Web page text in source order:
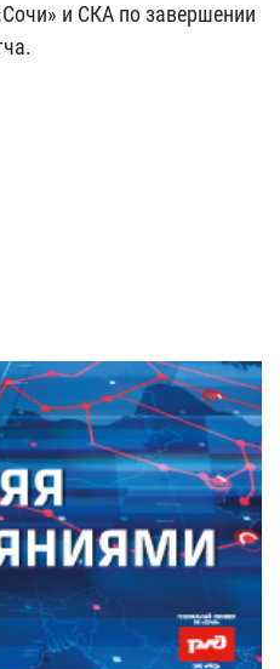
и СКА по завершении